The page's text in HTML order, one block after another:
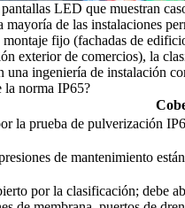
LED que muestran
de las instalaciones
montaje fijo (fachadas de
exterior de comercios), la
una ingeniería de instalación
la norma IP65?
la prueba de pulverización
de mantenimiento
por la clasificación; debe